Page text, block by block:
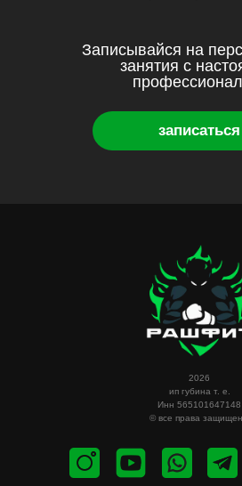
Записывайся на
занятия с
записаться
2026
ип губина т. е.
Инн 565101647148
© все права